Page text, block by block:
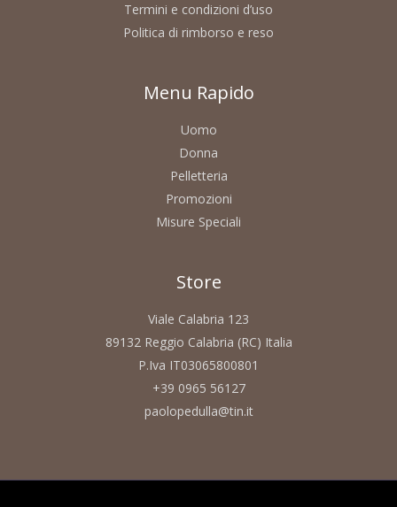
Termini e condizioni d’uso
Politica di rimborso e reso
Menu Rapido
Uomo
Donna
Pelletteria
Promozioni
Misure Speciali
Store
Viale Calabria 123
89132 Reggio Calabria (RC) Italia
P.Iva IT03065800801
+39 0965 56127
paolopedulla@tin.it